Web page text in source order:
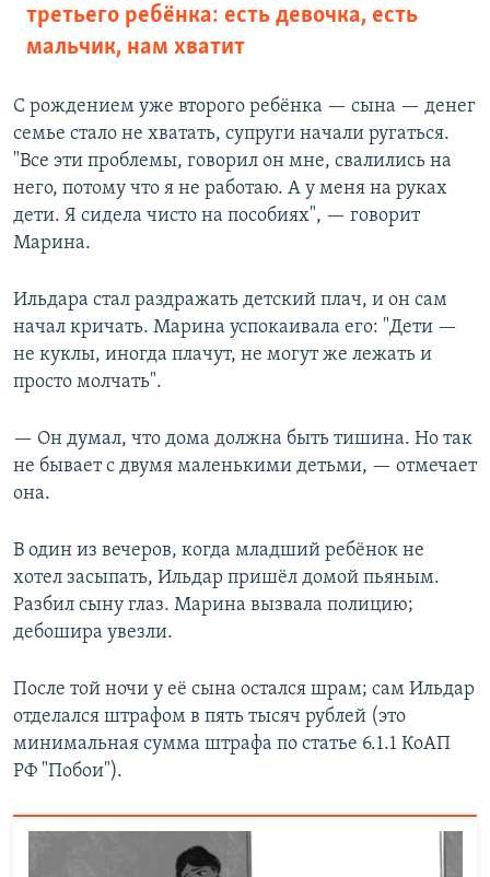
третьего ребёнка: есть девочка, есть
мальчик, нам хватит
С рождением уже второго ребёнка — сына — денег
семье стало не хватать, супруги начали ругаться.
"Все эти проблемы, говорил он мне, свалились на
него, потому что я не работаю. А у меня на руках
дети. Я сидела чисто на пособиях", — говорит
Марина.
Ильдара стал раздражать детский плач, и он сам
начал кричать. Марина успокаивала его: "Дети —
не куклы, иногда плачут, не могут же лежать и
просто молчать".
— Он думал, что дома должна быть тишина. Но так
не бывает с двумя маленькими детьми, — отмечает
она.
В один из вечеров, когда младший ребёнок не
хотел засыпать, Ильдар пришёл домой пьяным.
Разбил сыну глаз. Марина вызвала полицию;
дебошира увезли.
После той ночи у её сына остался шрам; сам Ильдар
отделался штрафом в пять тысяч рублей (это
минимальная сумма штрафа по статье 6.1.1 КоАП
РФ "Побои").